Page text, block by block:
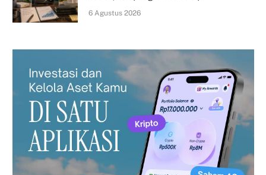
6 Agustus 2026